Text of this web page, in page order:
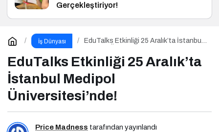
Gerçekleştiriyor!
İş Dünyası
EduTalks Etkinliği 25 Aralık’ta İstanbul
EduTalks Etkinliği 25 Aralık’ta
İstanbul Medipol
Üniversitesi’nde!
Price Madness tarafından yayınlandı